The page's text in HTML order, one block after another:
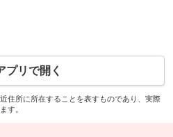
プリで開く
住所に所在することを表すものであり、実際
す。